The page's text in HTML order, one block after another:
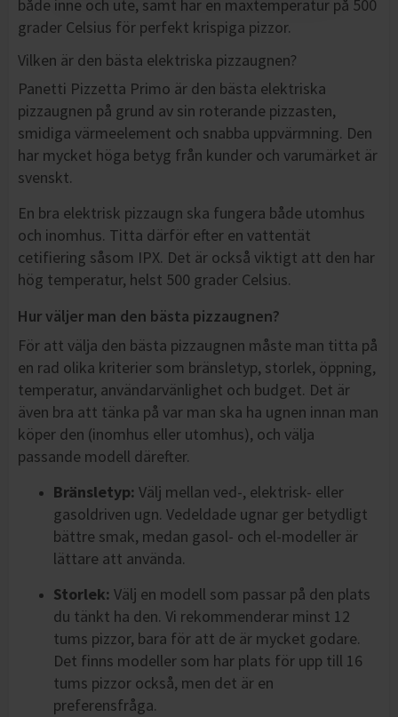
både inne och ute, samt har en maxtemperatur på 500
grader Celsius för perfekt krispiga pizzor.
Vilken är den bästa elektriska pizzaugnen?
Panetti Pizzetta Primo är den bästa elektriska
pizzaugnen på grund av sin roterande pizzasten,
smidiga värmeelement och snabba uppvärmning. Den
har mycket höga betyg från kunder och varumärket är
svenskt.
En bra elektrisk pizzaugn ska fungera både utomhus
och inomhus. Titta därför efter en vattentät
cetifiering såsom IPX. Det är också viktigt att den har
hög temperatur, helst 500 grader Celsius.
Hur väljer man den bästa pizzaugnen?
För att välja den bästa pizzaugnen måste man titta på
en rad olika kriterier som bränsletyp, storlek, öppning,
temperatur, användarvänlighet och budget. Det är
även bra att tänka på var man ska ha ugnen innan man
köper den (inomhus eller utomhus), och välja
passande modell därefter.
Bränsletyp: Välj mellan ved-, elektrisk- eller
gasoldriven ugn. Vedeldade ugnar ger betydligt
bättre smak, medan gasol- och el-modeller är
lättare att använda.
Storlek: Välj en modell som passar på den plats
du tänkt ha den. Vi rekommenderar minst 12
tums pizzor, bara för att de är mycket godare.
Det finns modeller som har plats för upp till 16
tums pizzor också, men det är en
preferensfråga.